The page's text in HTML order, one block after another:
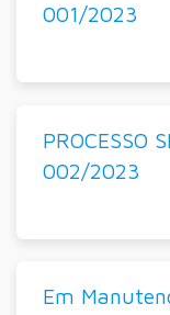
001/2023
PROCESSO
002/2023
Em